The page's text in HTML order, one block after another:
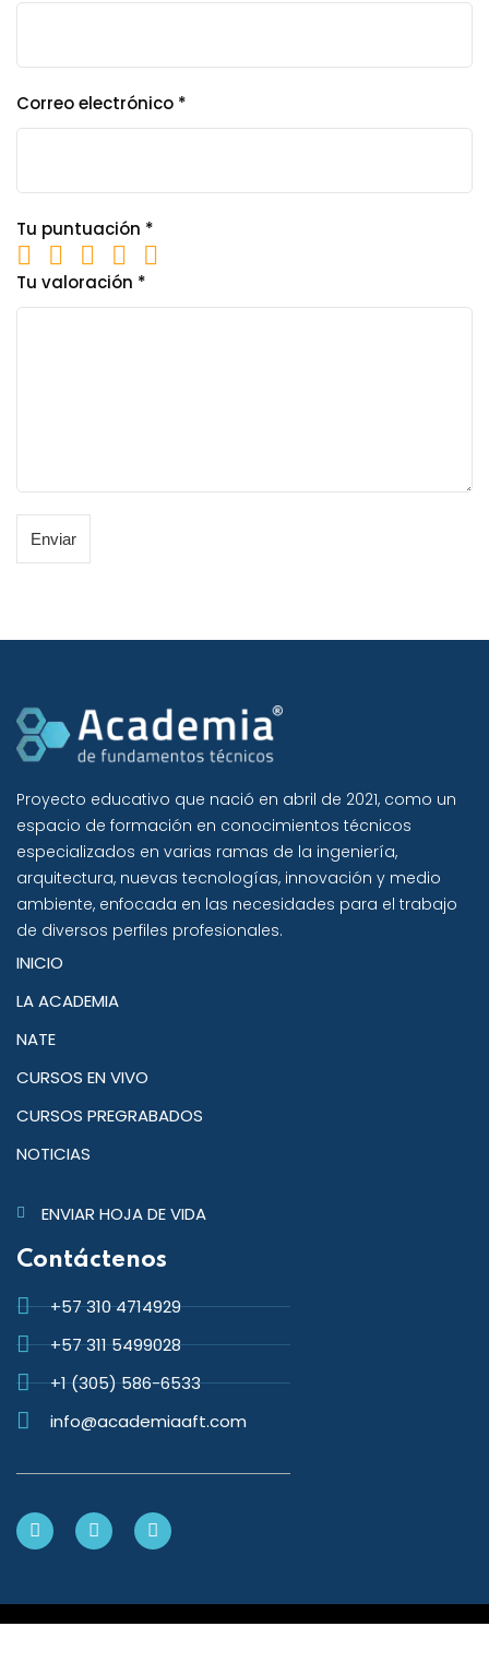
Correo electrónico *
Tu puntuación *
Tu valoración *
Enviar
Proyecto educativo que nació en abril de 2021, como un
espacio de formación en conocimientos técnicos
especializados en varias ramas de la ingeniería,
arquitectura, nuevas tecnologías, innovación y medio
ambiente, enfocada en las necesidades para el trabajo
de diversos perfiles profesionales.
INICIO
LA ACADEMIA
NATE
CURSOS EN VIVO
CURSOS PREGRABADOS
NOTICIAS
ENVIAR HOJA DE VIDA
Contáctenos
+57 310 4714929
+57 311 5499028
+1 (305) 586-6533
info@academiaaft.com